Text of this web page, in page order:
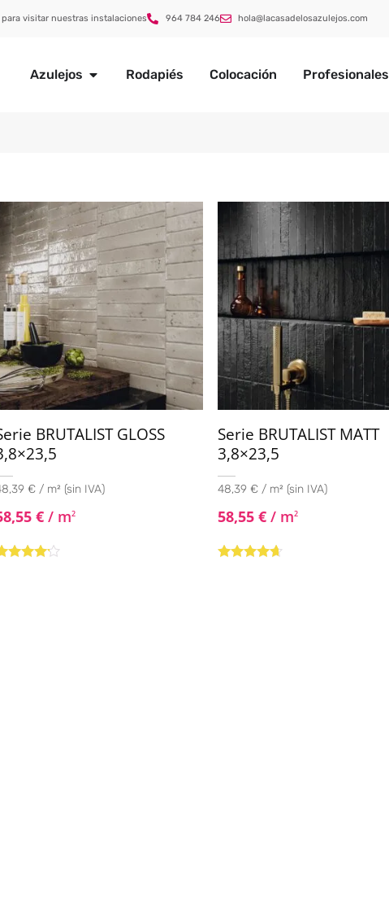
visitar nuestras instalaciones 964 784 246 hola@lacasadelosazulejos.com
Azulejos Rodapiés Colocación Profesionales
BRUTALIST GLOSS
€ / m² (sin IVA)
€ / m2
Serie BRUTALIST MATT
3,8×23,5
48,39 € / m² (sin IVA)
58,55€ / m2